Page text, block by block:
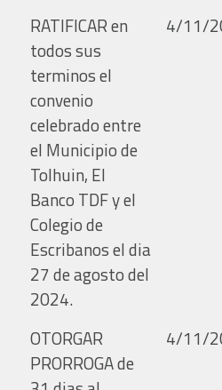
RATIFICAR en
todos sus
terminos el
convenio
celebrado entre
el Municipio de
Tolhuin, El
Banco TDF y el
Colegio de
Escribanos el dia
27 de agosto del
2024.
4/11/
OTORGAR
PRORROGA de
4/11/